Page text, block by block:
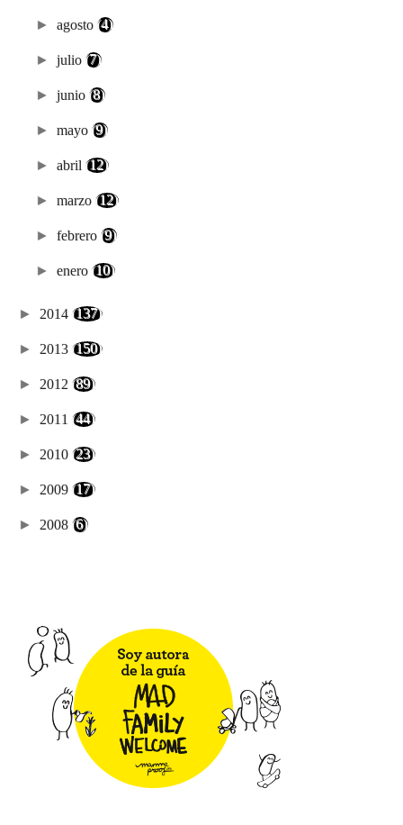
►agosto(4)
►julio(7)
►junio(8)
►mayo(9)
►abril (12)
►marzo (12)
►febrero(9)
►enero (10)
► 2014 (137)
► 2013 (150)
► 2012 (89)
► 2011 (44)
► 2010 (23)
► 2009 (17)
► 2008 (6)